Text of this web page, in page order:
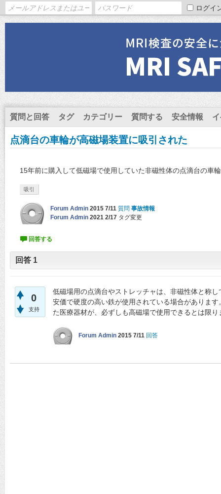
ログイ
質問と回答 タグ カテゴリー 質問する 安全情報
点滴台の車輪が高磁場装置に吸引された
15年前に購入して低磁場で使用していた非磁性体の点滴台の車
吸引
Forum Admin 2015 7/11 質問 事故情報
Forum Admin 2021 2/17 タグ変更
回答 1
0
支持
低磁場用の点滴台やストレッチャは、非磁性体と称
安価で硬度の高い鉄が使用されている場合がありま
た医療器材が、必ずしも高磁場で使用できるとは限
Forum Admin 2015 7/11 回答